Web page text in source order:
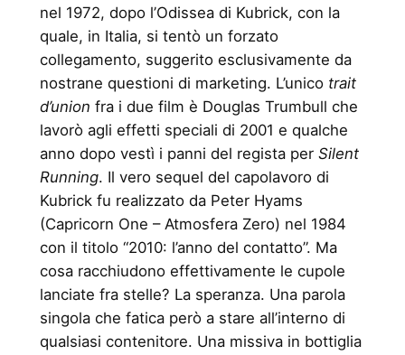
nel 1972, dopo l’Odissea di Kubrick, con la
quale, in Italia, si tentò un forzato
collegamento, suggerito esclusivamente da
nostrane questioni di marketing. L’unicotrait
d’union fra i due film è Douglas Trumbull che
lavorò agli effetti speciali di 2001 e qualche
anno dopo vestì i panni del regista per Silent
Running. Il vero sequel del capolavoro di
Kubrick fu realizzato da Peter Hyams
(Capricorn One – Atmosfera Zero) nel 1984
con il titolo “2010: l’anno del contatto”. Ma
cosa racchiudono effettivamente le cupole
lanciate fra stelle? La speranza. Una parola
singola che fatica però a stare all’interno di
qualsiasi contenitore. Una missiva in bottiglia